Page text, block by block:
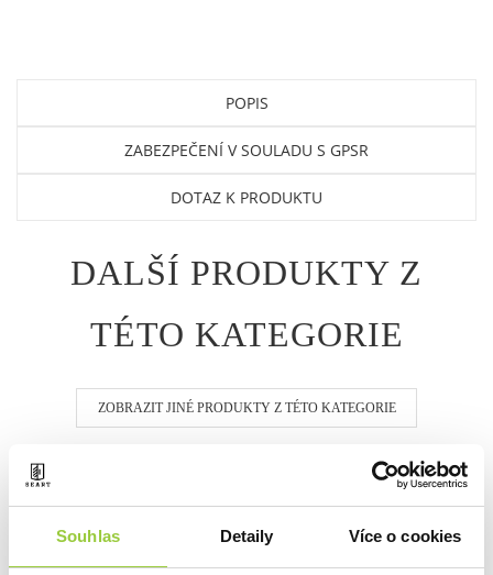
Souhlas Detaily Více o cookies
POPIS
ZABEZPEČENÍ V SOULADU S GPSR
DOTAZ K PRODUKTU
DALŠÍ PRODUKTY Z
TÉTO KATEGORIE
ZOBRAZIT JINÉ PRODUKTY Z TÉTO KATEGORIE